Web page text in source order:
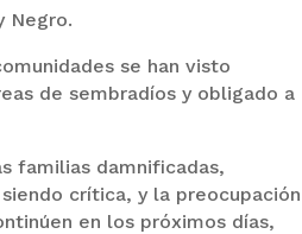
Negro.
se han visto
de sembradíos y obligado a
familias damnificadas,
crítica, y la preocupación
en los próximos días,